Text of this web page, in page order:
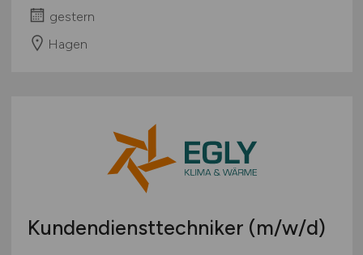
gestern
Hagen
Kundendiensttechniker (m/w/d)